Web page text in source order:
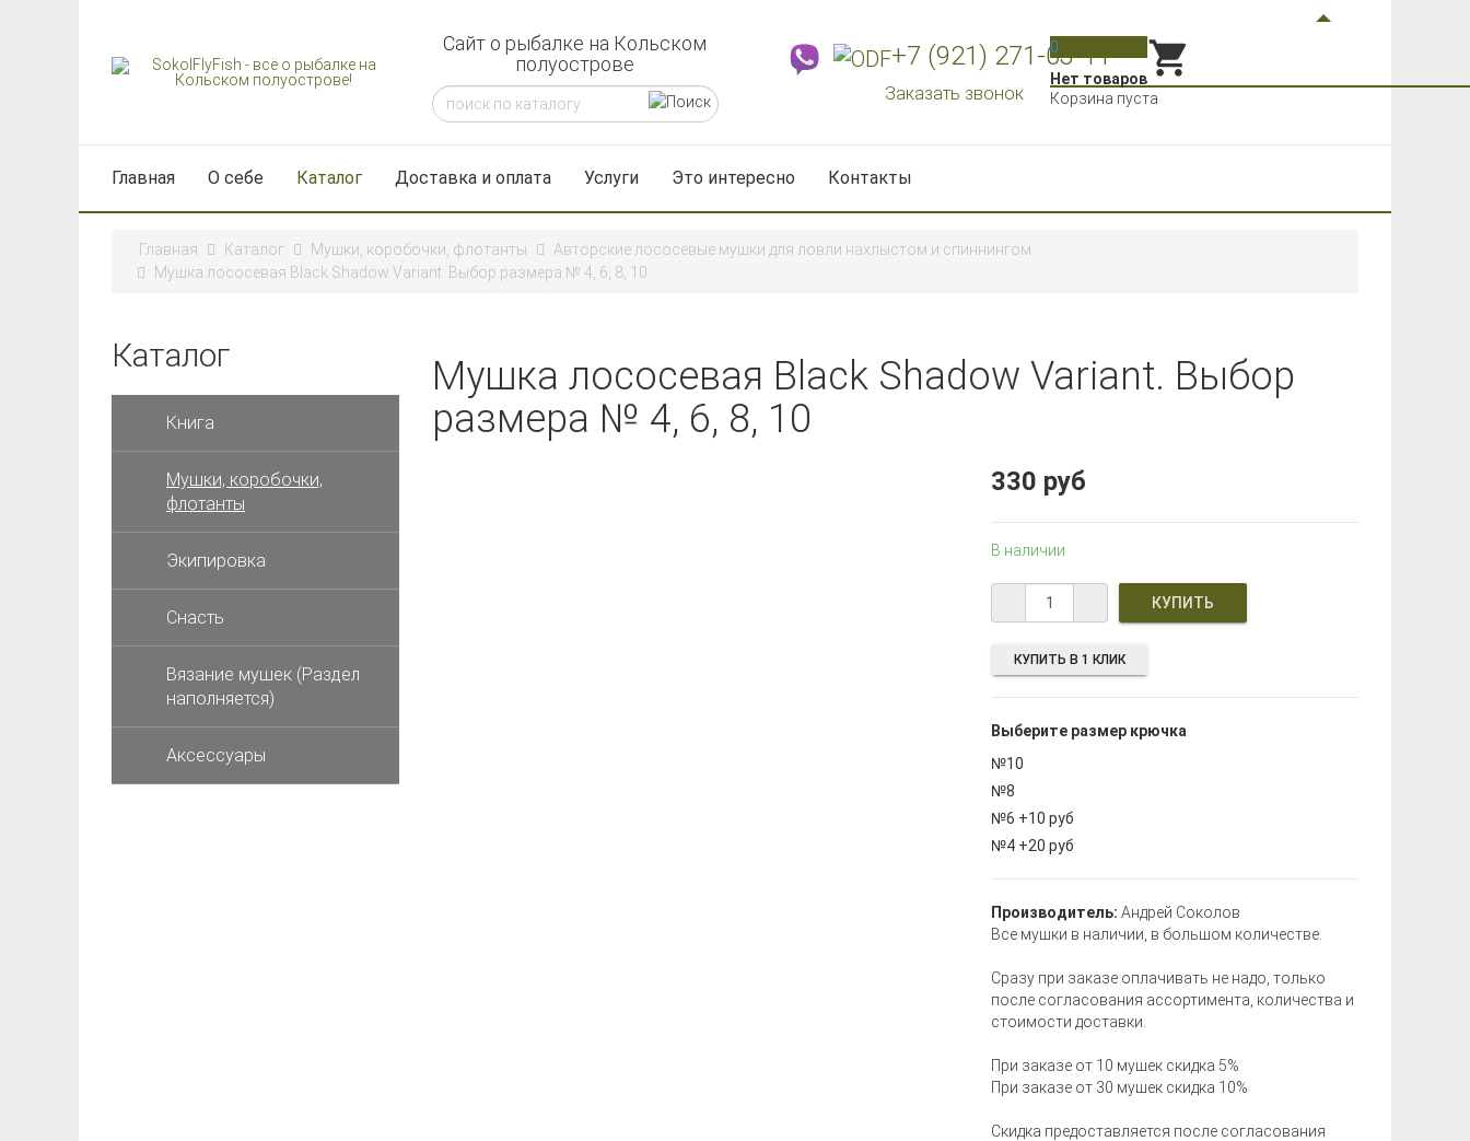
Сайт о рыбалке на Кольском
полуострове
+7 (921) 271-03-11
Заказать звонок
0
Нет товаров
Корзина пуста
Главная О себе Каталог Доставка и оплата Услуги Это интересно Контакты
Главная Каталог Мушки, коробочки, флотанты
Авторские лососевые мушки для ловли нахлыстом и спиннингом
Мушка лососевая Black Shadow Variant. Выбор размера № 4, 6, 8, 10
Мушка лососевая Black Shadow Variant. Выбор
размера № 4, 6, 8, 10
330 руб
В наличии
Выберите размер крючка
№10
№8
№6 +10 руб
№4 +20 руб
КУПИТЬ В 1 КЛИК
Производитель:Андрей Соколов
Все мушки в наличии, в большом количестве.
Сразу при заказе оплачивать не надо, только
после согласования ассортимента, количества и
стоимости доставки.
При заказе от 10 мушек скидка 5%
При заказе от 30 мушек скидка 10%
Скидка предоставляется после согласования
Каталог
Книга
Мушки, коробочки,
флотанты
Экипировка
Снасть
Вязание мушек (Раздел
наполняется)
Аксессуары